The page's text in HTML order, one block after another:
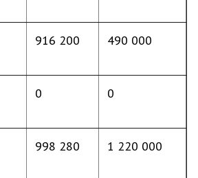
916 200 490 000
0 0
998 280 1 220 000